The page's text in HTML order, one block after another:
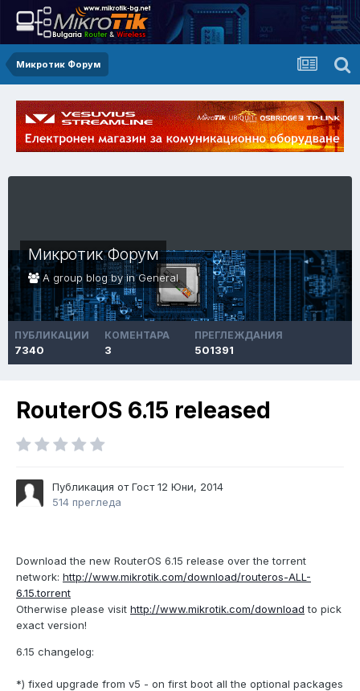
Микротик Форум
Микротик Форум
A group blog by inGeneral
ПУБЛИКАЦИИ
7340
КОМЕНТАРА
3
ПРЕГЛЕЖДАНИЯ
501391
RouterOS 6.15 released
Публикация от Гост12 Юни, 2014
514 прегледа
Download the new RouterOS 6.15 release over the torrent
network: http://www.mikrotik.com/download/routeros-ALL-
6.15.torrent
Otherwise please visit http://www.mikrotik.com/download to pick
exact version!
6.15 changelog:
*) fixed upgrade from v5 - on first boot all the optional packages